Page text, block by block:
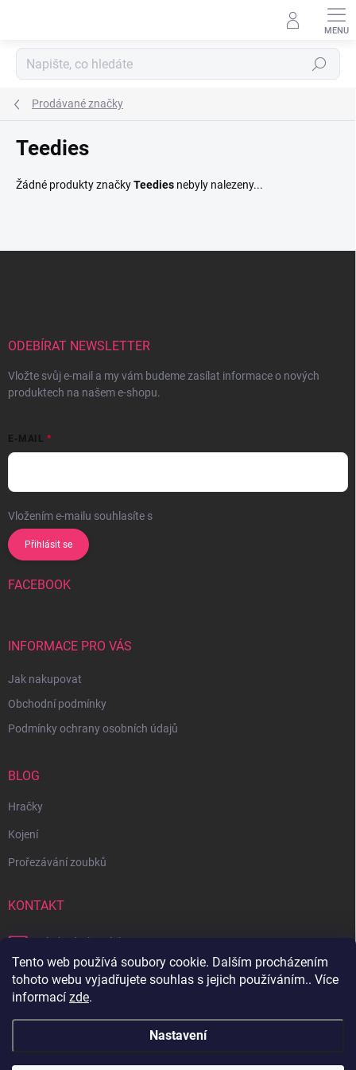
Tento web používá soubory cookie. Dalším procházením
tohoto webu vyjadřujete souhlas s jejich používáním.. Více
informací zde.
Nastavení
Hledat
Prodávané značky
Teedies
Žádné produkty značkyTeedies nebyly nalezeny...
ODEBÍRAT NEWSLETTER
Vložte svůj e-mail a my vám budeme zasílat informace o nových
produktech na našem e-shopu.
E-MAIL
Vložením e-mailu souhlasíte s
Přihlásit se
FACEBOOK
INFORMACE PRO VÁS
Jak nakupovat
Obchodní podmínky
Podmínky ochrany osobních údajů
BLOG
Hračky
Kojení
Prořezávání zoubků
KONTAKT
obchod bambilon.cz
+420 728 355 665
Sledujte nás na Facebooku